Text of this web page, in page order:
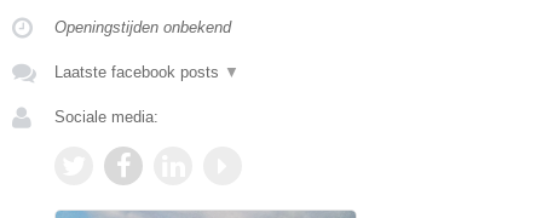
Openingstijden onbekend
Laatste facebook posts ▼
Sociale media: